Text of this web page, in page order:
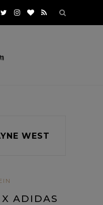
WEST
ADIDAS